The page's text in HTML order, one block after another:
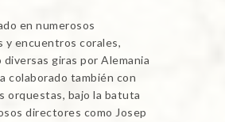
en numerosos
y encuentros corales,
giras por Alemania
colaborado también con
orquestas, bajo la batuta
directores como Josep